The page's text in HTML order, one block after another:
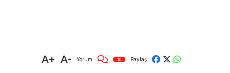
A+ A- Yorum 10 Paylaş